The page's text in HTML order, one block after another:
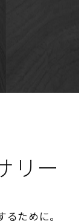
リー
ために。